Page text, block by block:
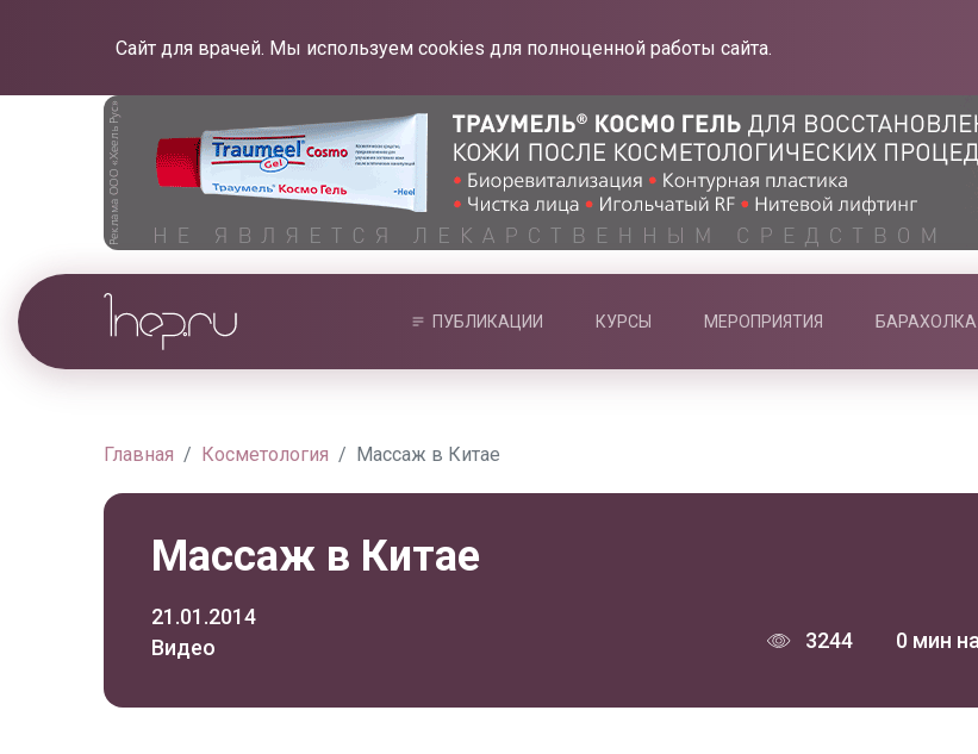
Сайт для врачей. Мы используем cookies для полноценной работы сайта.
ПУБЛИКАЦИИ КУРСЫ МЕРОПРИЯТИЯ БАРАХОЛКА
Главная Косметология Массаж в Китае
Массаж в Китае
21.01.2014
Видео
3244 0 мин